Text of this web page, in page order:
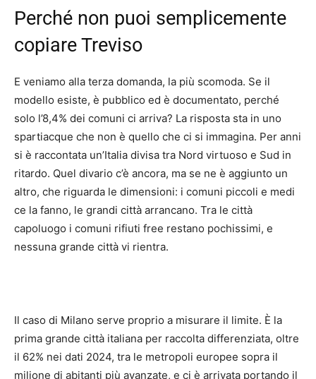
Perché non puoi semplicemente
copiare Treviso
E veniamo alla terza domanda, la più scomoda. Se il
modello esiste, è pubblico ed è documentato, perché
solo l’8,4% dei comuni ci arriva? La risposta sta in uno
spartiacque che non è quello che ci si immagina. Per anni
si è raccontata un’Italia divisa tra Nord virtuoso e Sud in
ritardo. Quel divario c’è ancora, ma se ne è aggiunto un
altro, che riguarda le dimensioni: i comuni piccoli e medi
ce la fanno, le grandi città arrancano. Tra le città
capoluogo i comuni rifiuti free restano pochissimi, e
nessuna grande città vi rientra.
Il caso di Milano serve proprio a misurare il limite. È la
prima grande città italiana per raccolta differenziata, oltre
il 62% nei dati 2024, tra le metropoli europee sopra il
milione di abitanti più avanzate, e ci è arrivata portando il